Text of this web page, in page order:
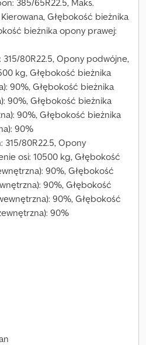
385/65R22.5, Maks.
Głębokość bieżnika
bieżnika opony prawej:
315/80R22.5, Opony podwójne,
kg, Głębokość bieżnika
90%, Głębokość bieżnika
90%, Głębokość bieżnika
90%, Głębokość bieżnika
90%
315/80R22.5, Opony
osi: 10500 kg, Głębokość
90%, Głębokość
90%, Głębokość
90%, Głębokość
90%